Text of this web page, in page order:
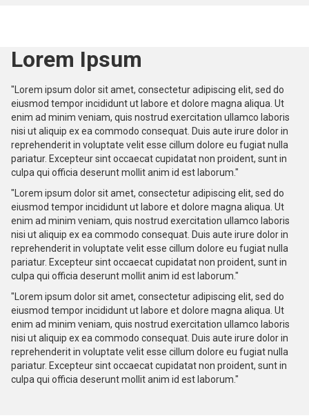
Lorem Ipsum
"Lorem ipsum dolor sit amet, consectetur adipiscing elit, sed do
eiusmod tempor incididunt ut labore et dolore magna aliqua. Ut
enim ad minim veniam, quis nostrud exercitation ullamco laboris
nisi ut aliquip ex ea commodo consequat. Duis aute irure dolor in
reprehenderit in voluptate velit esse cillum dolore eu fugiat nulla
pariatur. Excepteur sint occaecat cupidatat non proident, sunt in
culpa qui officia deserunt mollit anim id est laborum."
"Lorem ipsum dolor sit amet, consectetur adipiscing elit, sed do
eiusmod tempor incididunt ut labore et dolore magna aliqua. Ut
enim ad minim veniam, quis nostrud exercitation ullamco laboris
nisi ut aliquip ex ea commodo consequat. Duis aute irure dolor in
reprehenderit in voluptate velit esse cillum dolore eu fugiat nulla
pariatur. Excepteur sint occaecat cupidatat non proident, sunt in
culpa qui officia deserunt mollit anim id est laborum."
"Lorem ipsum dolor sit amet, consectetur adipiscing elit, sed do
eiusmod tempor incididunt ut labore et dolore magna aliqua. Ut
enim ad minim veniam, quis nostrud exercitation ullamco laboris
nisi ut aliquip ex ea commodo consequat. Duis aute irure dolor in
reprehenderit in voluptate velit esse cillum dolore eu fugiat nulla
pariatur. Excepteur sint occaecat cupidatat non proident, sunt in
culpa qui officia deserunt mollit anim id est laborum."